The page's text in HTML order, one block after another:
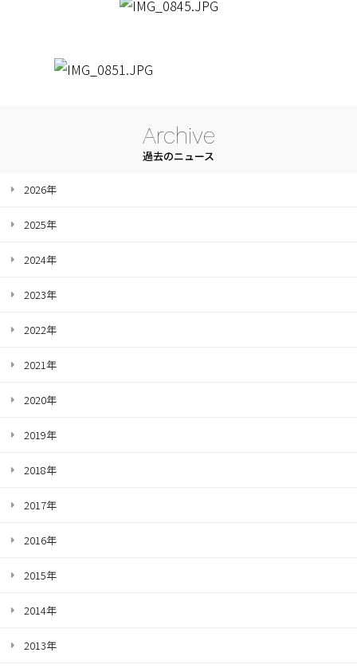
Archive
過去のニュース
2026年
2025年
2024年
2023年
2022年
2021年
2020年
2019年
2018年
2017年
2016年
2015年
2014年
2013年